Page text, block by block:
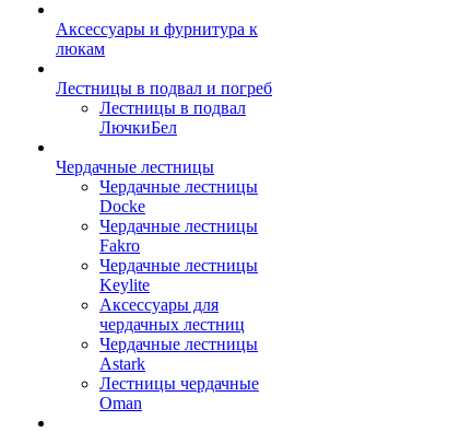
Аксессуары и фурнитура к
люкам
Лестницы в подвал и погреб
Лестницы в подвал
ЛючкиБел
Чердачные лестницы
Чердачные лестницы
Docke
Чердачные лестницы
Fakro
Чердачные лестницы
Keylite
Аксессуары для
чердачных лестниц
Чердачные лестницы
Astark
Лестницы чердачные
Oman